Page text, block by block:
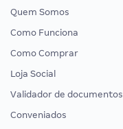
Quem Somos
Como Funciona
Como Comprar
Loja Social
Validador de documentos
Conveniados